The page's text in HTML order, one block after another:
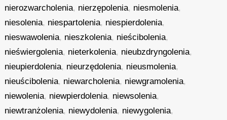
nierozwarcholenia, nierzępolenia, niesmolenia,
niesolenia, niespartolenia, niespierdolenia,
nieswawolenia, nieszkolenia, nieścibolenia,
nieświergolenia, nieterkolenia, nieubzdryngolenia,
nieupierdolenia, nieurzędolenia, nieusmolenia,
nieuścibolenia, niewarcholenia, niewgramolenia,
niewolenia, niewpierdolenia, niewsolenia,
niewtranżolenia, niewydolenia, niewygolenia,